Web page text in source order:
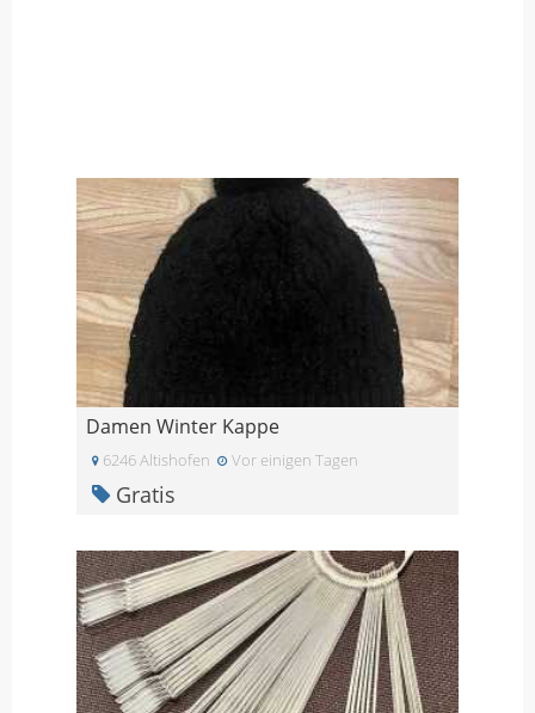
Damen Winter Kappe
6246 Altishofen Vor einigen Tagen
Gratis